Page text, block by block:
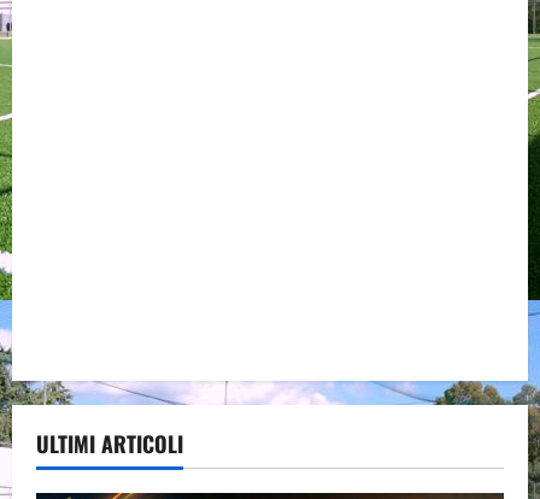
ULTIMI ARTICOLI